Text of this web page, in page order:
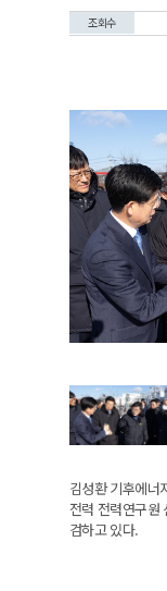
조회수
김성환 기후에너
전력 전력연구원
검하고 있다.